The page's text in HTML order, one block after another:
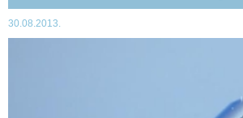
30.08.2013.